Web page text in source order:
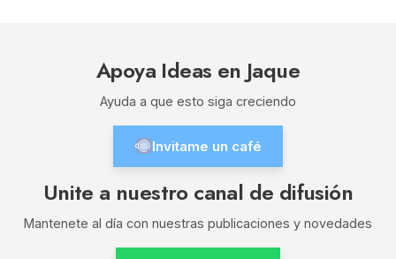
Apoya Ideas en Jaque
Ayuda a que esto siga creciendo
Invitame un café
Unite a nuestro canal de difusión
Mantenete al día con nuestras publicaciones y novedades